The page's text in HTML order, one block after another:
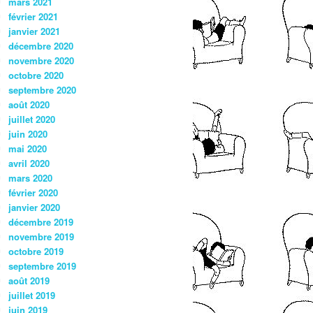
février 2021
janvier 2021
décembre 2020
novembre 2020
octobre 2020
septembre 2020
août 2020
juillet 2020
juin 2020
mai 2020
avril 2020
mars 2020
février 2020
janvier 2020
décembre 2019
novembre 2019
octobre 2019
septembre 2019
août 2019
juillet 2019
juin 2019